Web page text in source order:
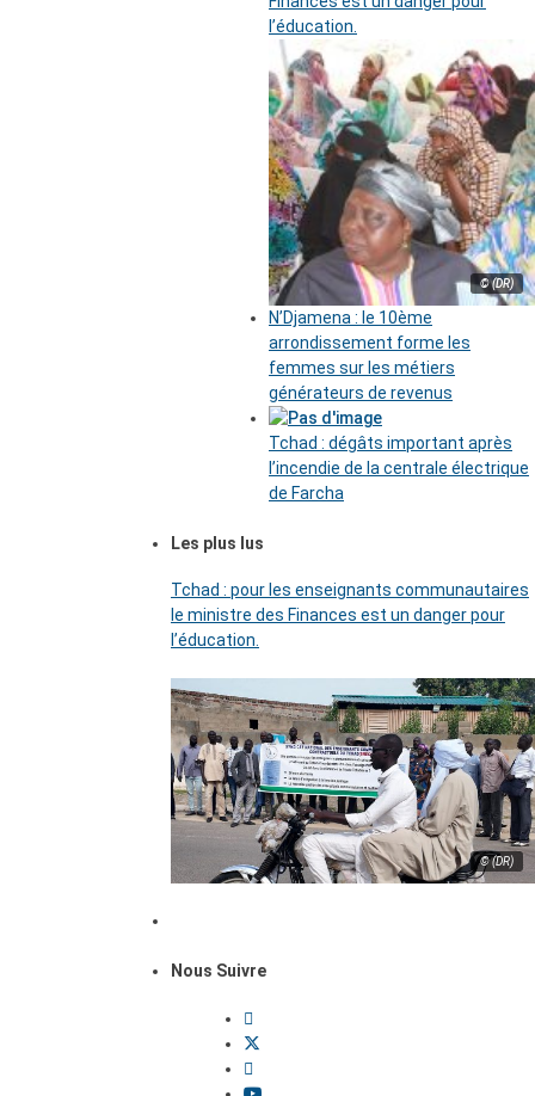
l’éducation.
© (DR)
N’Djamena : le 10ème
arrondissement forme les
femmes sur les métiers
générateurs de revenus
Tchad : dégâts important après
l’incendie de la centrale électrique
de Farcha
Les plus lus
Tchad : pour les enseignants communautaires
le ministre des Finances est un danger pour
l’éducation.
© (DR)
Nous Suivre